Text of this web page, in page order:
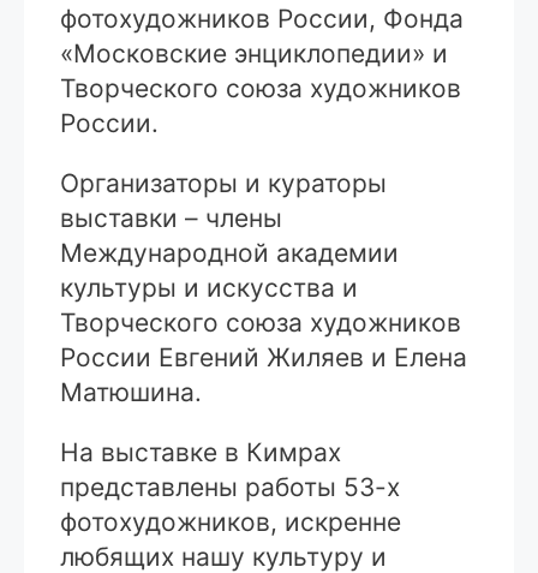
фотохудожников России, Фонда
«Московские энциклопедии» и
Творческого союза художников
России.
Организаторы и кураторы
выставки – члены
Международной академии
культуры и искусства и
Творческого союза художников
России Евгений Жиляев и Елена
Матюшина.
На выставке в Кимрах
представлены работы 53-х
фотохудожников, искренне
любящих нашу культуру и